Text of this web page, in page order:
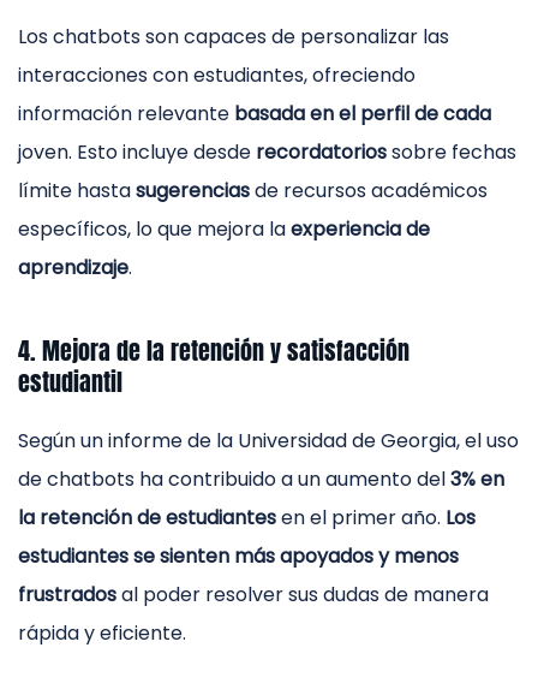
Los chatbots son capaces de personalizar las
interacciones con estudiantes, ofreciendo
información relevante basada en el perfil de cada
joven. Esto incluye desde recordatoriossobre fechas
límite hastasugerenciasde recursos académicos
específicos, lo que mejora laexperiencia de
aprendizaje.
4. Mejora de la retención y satisfacción
estudiantil
Según un informe de la Universidad de Georgia, el uso
de chatbots ha contribuido a un aumento del3% en
la retención de estudiantesen el primer año. Los
estudiantes se sienten más apoyados y menos
frustradosal poder resolver sus dudas de manera
rápida y eficiente.